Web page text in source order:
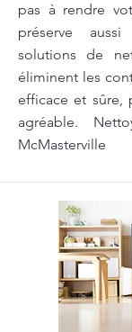
pas à rendre
préserve
solutions de
éliminent les
efficace et sûre,
agréable.
McMasterville